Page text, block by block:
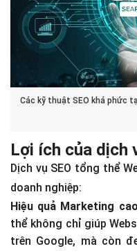
Các kỹ thuật SEO khá phức
Lợi ích của dịch
Dịch vụ SEO tổng thể
doanh nghiệp:
Hiệu quả Marketing
thể không chỉ giúp
trên Google, mà còn